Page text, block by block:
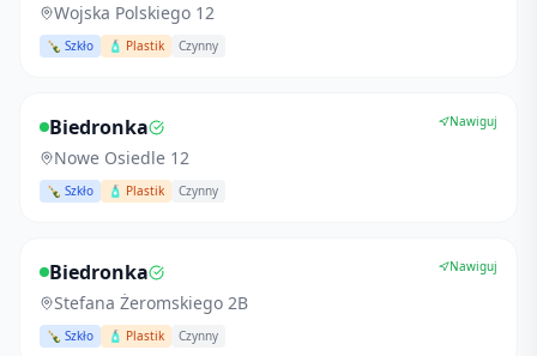
Wojska Polskiego 12
🍾 Szkło 🧴 Plastik Czynny
Biedronka
Nowe Osiedle 12
🍾 Szkło 🧴 Plastik Czynny
Nawiguj
Biedronka
Stefana Żeromskiego 2B
🍾 Szkło 🧴 Plastik Czynny
Nawiguj